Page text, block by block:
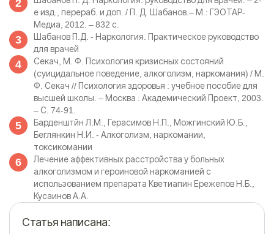
е изд., перераб. и доп. / П. Д. Шабанов.– М.: ГЭОТАР-
Медиа, 2012. – 832 с.
Шабанов П.Д. - Наркология. Практическое руководство
для врачей
Секач, М. Ф. Психология кризисных состояний
(суицидальное поведение, алкоголизм, наркомания) / М.
Ф. Секач // Психология здоровья : учебное пособие для
высшей школы. – Москва : Академический Проект, 2003.
– С. 74-91.
Барденштйн Л.М., Герасимов Н.П., Можгинский Ю.Б.,
Беглянкин Н.И. - Алкоголизм, наркомании,
токсикомании
Лечение аффективных расстройства у больных
алкоголизмом и героиновой наркоманией с
использованием препарата Кветиапин Ережепов Н.Б.,
Кусаинов А.А.
Статья написана: